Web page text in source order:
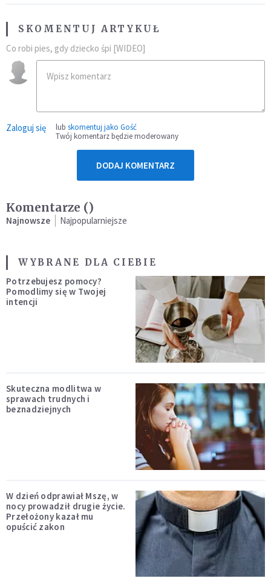
SKOMENTUJ ARTYKUŁ
Co robi pies, gdy dziecko śpi [WIDEO]
Zaloguj się lub skomentuj jako Gość
Twój komentarz będzie moderowany
DODAJ KOMENTARZ
Komentarze ()
Najnowsze Najpopularniejsze
WYBRANE DLA CIEBIE
Potrzebujesz pomocy?
Pomodlimy się w Twojej
intencji
Skuteczna modlitwa w
sprawach trudnych i
beznadziejnych
W dzień odprawiał Mszę, w
nocy prowadził drugie życie.
Przełożony kazał mu
opuścić zakon